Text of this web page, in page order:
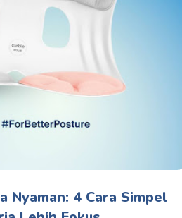
Nyaman: 4 Cara Simpel